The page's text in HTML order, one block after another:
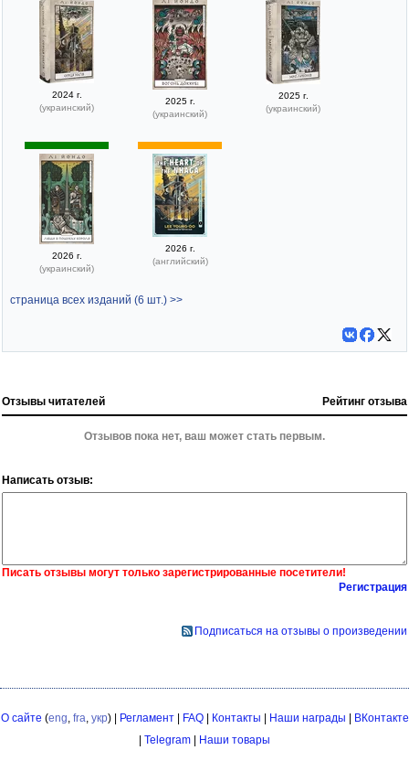
2024 г.
(украинский)
2025 г.
(украинский)
2025 г.
(украинский)
2026 г.
(украинский)
2026 г.
(английский)
страница всех изданий (6 шт.) >>
Отзывы читателей Рейтинг отзыва
Отзывов пока нет, ваш может стать первым.
Написать отзыв:
Писать отзывы могут только зарегистрированные посетители!
Регистрация
Подписаться на отзывы о произведении
О сайте (eng fra укр) | Регламент| FAQ| Контакты | Наши награды | ВКонтакте
| Telegram | Наши товары